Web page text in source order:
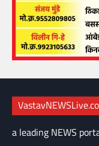
a leading NEWS